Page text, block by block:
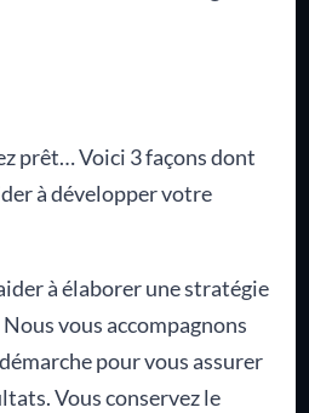
prêt… Voici 3 façons dont
à développer votre
à élaborer une stratégie
vous accompagnons
pour vous assurer
Vous conservez le